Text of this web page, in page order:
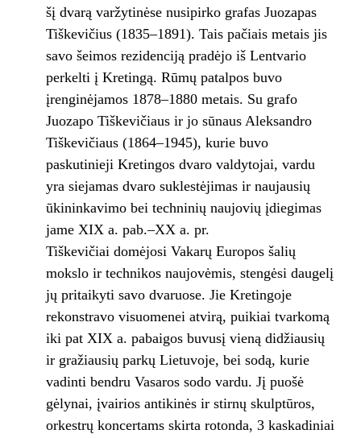
šį dvarą varžytinėse nusipirko grafas Juozapas
Tiškevičius (1835–1891). Tais pačiais metais jis
savo šeimos rezidenciją pradėjo iš Lentvario
perkelti į Kretingą. Rūmų patalpos buvo
įrenginėjamos 1878–1880 metais. Su grafo
Juozapo Tiškevičiaus ir jo sūnaus Aleksandro
Tiškevičiaus (1864–1945), kurie buvo
paskutinieji Kretingos dvaro valdytojai, vardu
yra siejamas dvaro suklestėjimas ir naujausių
ūkininkavimo bei techninių naujovių įdiegimas
jame XIX a. pab.–XX a. pr.
Tiškevičiai domėjosi Vakarų Europos šalių
mokslo ir technikos naujovėmis, stengėsi daugelį
jų pritaikyti savo dvaruose. Jie Kretingoje
rekonstravo visuomenei atvirą, puikiai tvarkomą
iki pat XIX a. pabaigos buvusį vieną didžiausių
ir gražiausių parkų Lietuvoje, bei sodą, kurie
vadinti bendru Vasaros sodo vardu. Jį puošė
gėlynai, įvairios antikinės ir stirnų skulptūros,
orkestrų koncertams skirta rotonda, 3 kaskadiniai